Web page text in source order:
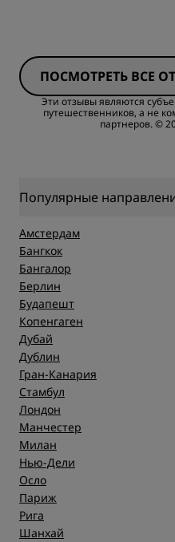
Расположение
Обслуживание
ПОСМОТРЕТЬ ВСЕ
Эти отзывы являются
путешественников, а не
партнеров. ©
Популярные
Амстердам
Бангкок
Бангалор
Берлин
Будапешт
Копенгаген
Дубай
Дублин
Гран-Канария
Стамбул
Лондон
Манчестер
Милан
Нью-Дели
Осло
Париж
Рига
Шанхай